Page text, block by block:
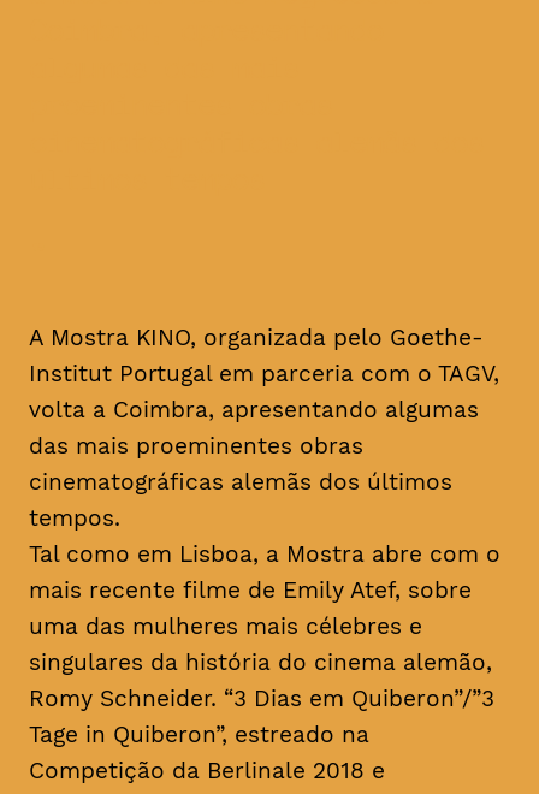
A Mostra KINO, organizada pelo Goethe-
Institut Portugal em parceria com o TAGV,
volta a Coimbra, apresentando algumas
das mais proeminentes obras
cinematográficas alemãs dos últimos
tempos.
Tal como em Lisboa, a Mostra abre com o
mais recente filme de Emily Atef, sobre
uma das mulheres mais célebres e
singulares da história do cinema alemão,
Romy Schneider. “3 Dias em Quiberon”/”3
Tage in Quiberon”, estreado na
Competição da Berlinale 2018 e